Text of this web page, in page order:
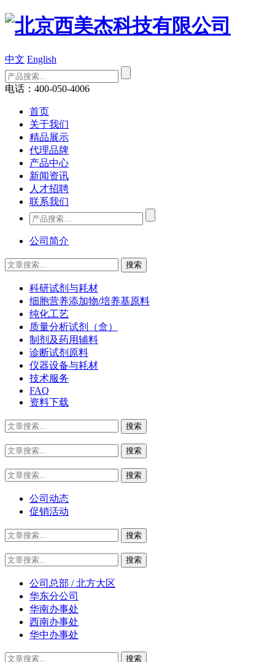
中文 English
电话：400-050-4006
首页
关于我们
精品展示
代理品牌
产品中心
新闻资讯
人才招聘
联系我们
公司简介
科研试剂与耗材
细胞营养添加物/培养基原料
纯化工艺
质量分析试剂（盒）
制剂及药用辅料
诊断试剂原料
仪器设备与耗材
技术服务
FAQ
资料下载
公司动态
促销活动
公司总部 / 北方大区
华东分公司
华南办事处
西南办事处
华中办事处